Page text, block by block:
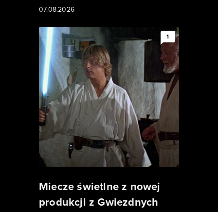
07.08.2026
1
Miecze świetlne z nowej
produkcji z Gwiezdnych